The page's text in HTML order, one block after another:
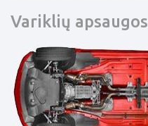
Variklių apsaugos